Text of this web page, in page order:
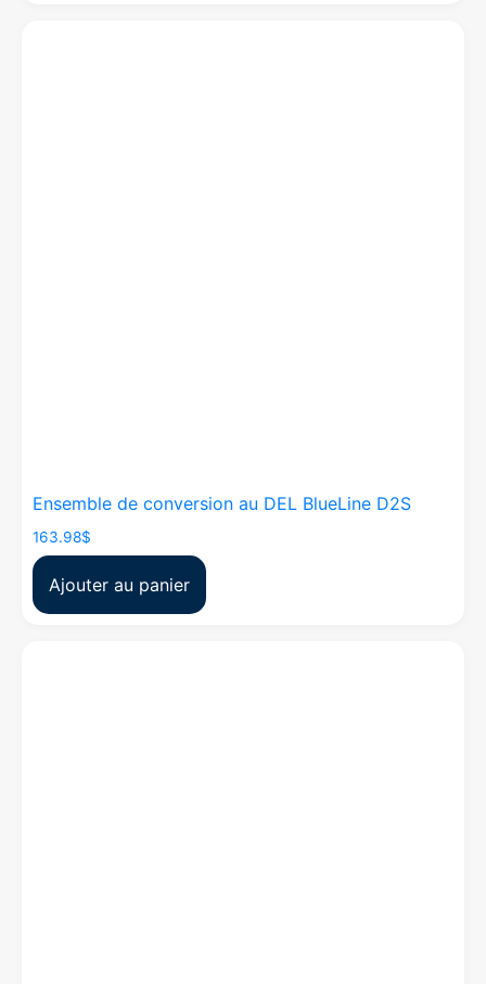
Ensemble de conversion au DEL BlueLine D2S
163.98$
Ajouter au panier